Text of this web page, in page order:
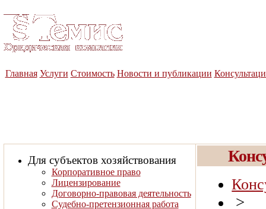
«Темис»
Главная Услуги Стоимость Новости и публикации
>
Для субъектов хозяйствования
Корпоративное право
Лицензирование
Договорно-правовая деятельность
Судебно-претензионная работа